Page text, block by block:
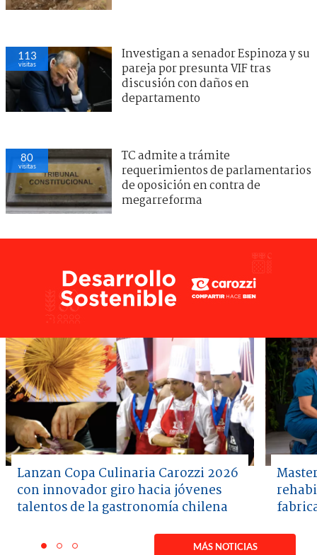
113
visitas
Investigan a senador Espinoza y su
pareja por presunta VIF tras
discusión con daños en
departamento
80
visitas
TC admite a trámite
requerimientos de parlamentarios
de oposición en contra de
megarreforma
Lanzan Copa Culinaria Carozzi 2026
con innovador giro hacia jóvenes
talentos de la gastronomía chilena
MÁS NOTICIAS